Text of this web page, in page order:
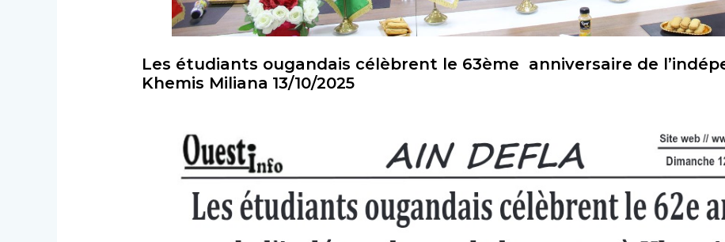
Les étudiants ougandais célèbrent le 63ème anniversaire de
Khemis Miliana 13/10/2025